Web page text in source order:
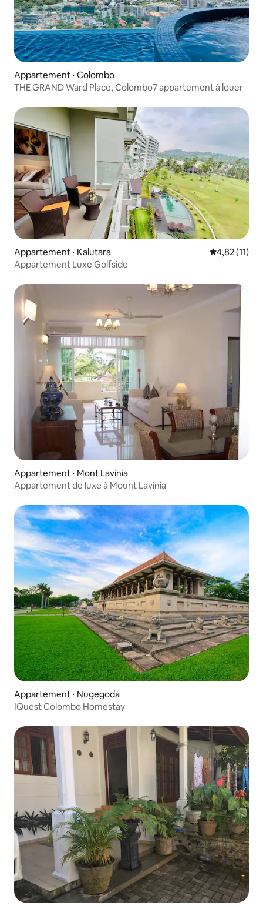
Appartement ⋅ Colombo
THE GRAND Ward Place, Colombo7 appartement à louer
Appartement ⋅ Kalutara Évaluation
4,82 (11)
Appartement Luxe Golfside
Appartement ⋅ Mont Lavinia
Appartement de luxe à Mount Lavinia
Appartement ⋅ Nugegoda
IQuest Colombo Homestay